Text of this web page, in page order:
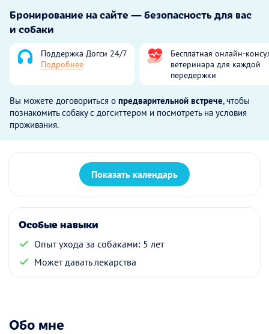
Бронирование на сайте — безопасность для вас
и собаки
Поддержка Догси 24/7
Подробнее
Бесплатная онлайн-
ветеринара для каждой
передержки
Вы можете договориться о предварительной встрече, чтобы
познакомить собаку с догситтером и посмотреть на условия
проживания.
Показать календарь
Особые навыки
Опыт ухода за собаками: 5 лет
Может давать лекарства
Обо мне